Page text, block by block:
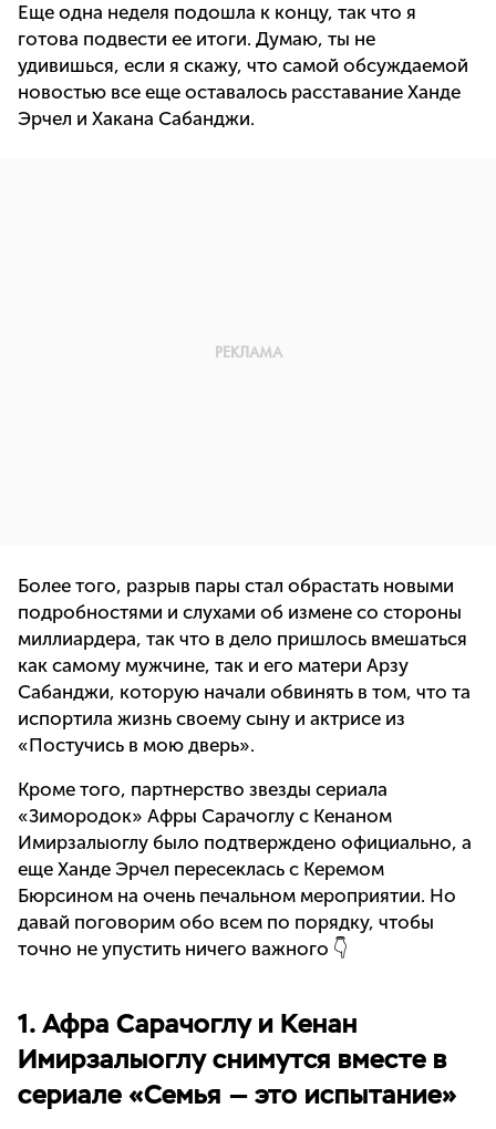
Еще одна неделя подошла к концу, так что я
готова подвести ее итоги. Думаю, ты не
удивишься, если я скажу, что самой обсуждаемой
новостью все еще оставалось расставание Ханде
Эрчел и Хакана Сабанджи.
Более того, разрыв пары стал обрастать новыми
подробностями и слухами об измене со стороны
миллиардера, так что в дело пришлось вмешаться
как самому мужчине, так и его матери Арзу
Сабанджи, которую начали обвинять в том, что та
испортила жизнь своему сыну и актрисе из
«Постучись в мою дверь».
Кроме того, партнерство звезды сериала
«Зимородок» Афры Сарачоглу с Кенаном
Имирзалыоглу было подтверждено официально, а
еще Ханде Эрчел пересеклась с Керемом
Бюрсином на очень печальном мероприятии. Но
давай поговорим обо всем по порядку, чтобы
точно не упустить ничего важного 👇
1. Афра Сарачоглу и Кенан
Имирзалыоглу снимутся вместе в
сериале «Семья — это испытание»